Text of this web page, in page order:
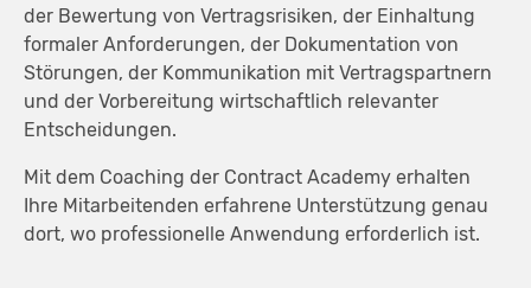
der Bewertung von Vertragsrisiken, der Einhaltung
formaler Anforderungen, der Dokumentation von
Störungen, der Kommunikation mit Vertragspartnern
und der Vorbereitung wirtschaftlich relevanter
Entscheidungen.
Mit dem Coaching der Contract Academy erhalten
Ihre Mitarbeitenden erfahrene Unterstützung genau
dort, wo professionelle Anwendung erforderlich ist.